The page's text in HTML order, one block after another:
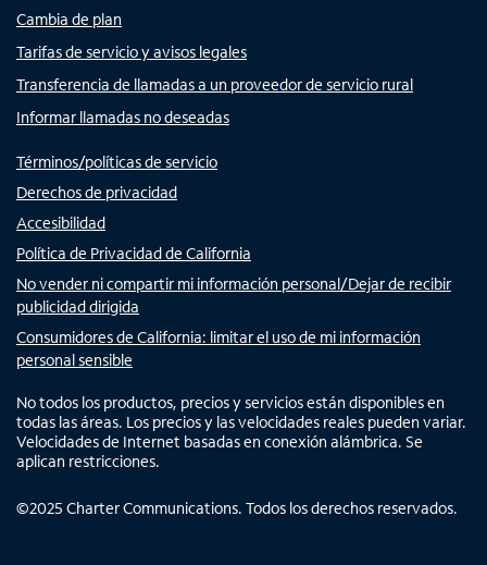
Cambia de plan
Tarifas de servicio y avisos legales
Transferencia de llamadas a un proveedor de servicio rural
Informar llamadas no deseadas
Términos/políticas de servicio
Derechos de privacidad
Accesibilidad
Política de Privacidad de California
No vender ni compartir mi información personal/Dejar de recibir
publicidad dirigida
Consumidores de California: limitar el uso de mi información
personal sensible
No todos los productos, precios y servicios están disponibles en
todas las áreas. Los precios y las velocidades reales pueden variar.
Velocidades de Internet basadas en conexión alámbrica. Se
aplican restricciones.
©2025 Charter Communications. Todos los derechos reservados.